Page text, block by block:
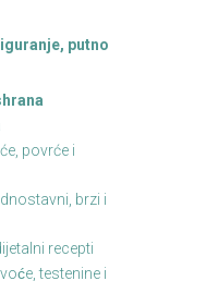
putno
povrće i
brzi i
recepti
testenine i